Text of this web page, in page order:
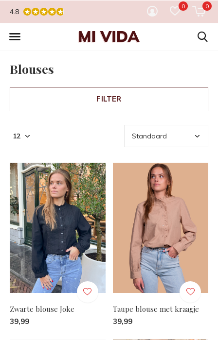
0 0
4.8
Blouses
FILTER
Zwarte blouse Joke
39,99
Taupe blouse met kraagje
39,99